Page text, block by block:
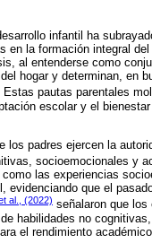
infantil ha
en la formación integral
al entenderse como
hogar y determinan, en
Estas pautas parentales
escolar y el
padres ejercen la
socioemocionales y
las experiencias
que el
al., (2022) señalaron que
habilidades no
el rendimiento